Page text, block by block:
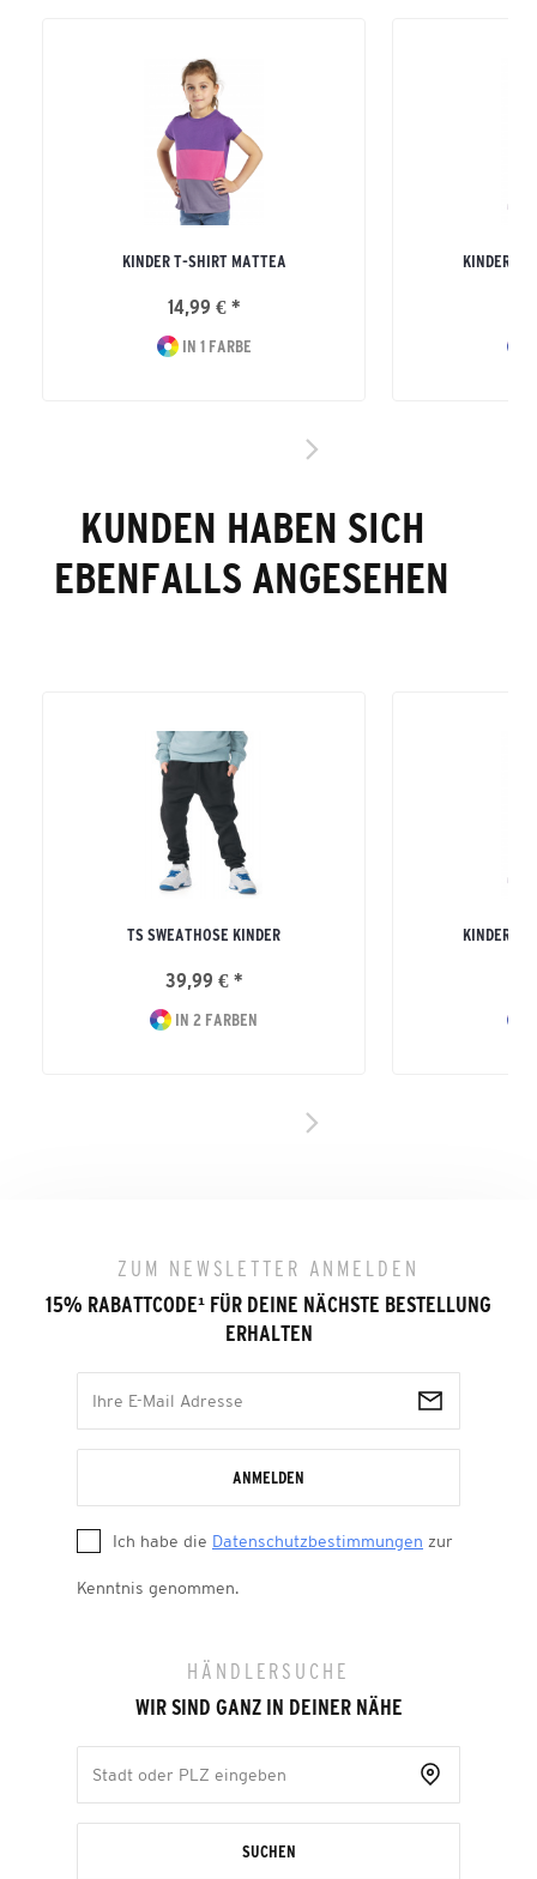
KINDER T-SHIRT MATTEA
14,99 € *
IN 1 FARBE
KINDER
KUNDEN HABEN SICH
EBENFALLS ANGESEHEN
TS SWEATHOSE KINDER
39,99 € *
IN 2 FARBEN
KINDER
ZUM NEWSLETTER ANMELDEN
15% RABATTCODE¹ FÜR DEINE NÄCHSTE BESTELLUNG
ERHALTEN
ANMELDEN
Ich habe die Datenschutzbestimmungen zur
Kenntnis genommen.
HÄNDLERSUCHE
WIR SIND GANZ IN DEINER NÄHE
SUCHEN